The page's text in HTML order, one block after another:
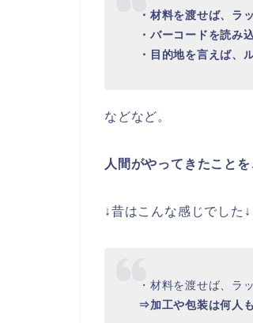
・材料を渡せば、ラ
・バーコードを読み
・目的地を言えば、
などなど。
人間がやってきたこと
↓昔はこんな感じでした↓
・材料を渡せば、ラ
⇒加工や包装は何人